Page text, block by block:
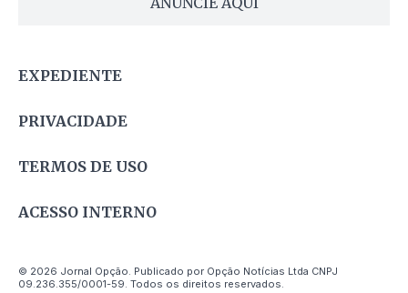
EXPEDIENTE
PRIVACIDADE
TERMOS DE USO
ACESSO INTERNO
© 2026 Jornal Opção. Publicado por Opção Notícias Ltda CNPJ
09.236.355/0001-59. Todos os direitos reservados.